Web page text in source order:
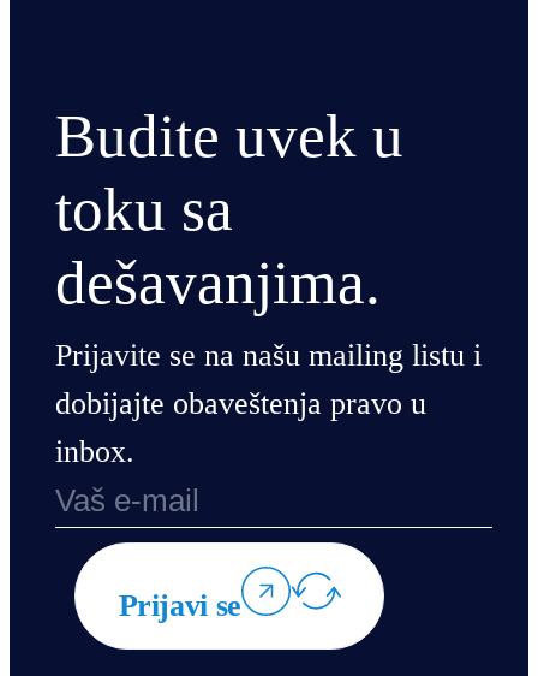
Budite uvek u
toku sa
dešavanjima.
Prijavite se na našu mailing listu i
dobijajte obaveštenja pravo u
inbox.
Prijavi se